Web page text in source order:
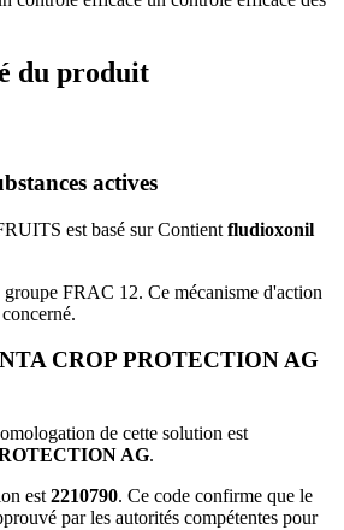
du produit
actives
est basé sur Contient fludioxonil
FRAC 12. Ce mécanisme d'action
CROP PROTECTION AG
de cette solution est
AG.
est 2210790. Ce code confirme que le
par les autorités compétentes pour